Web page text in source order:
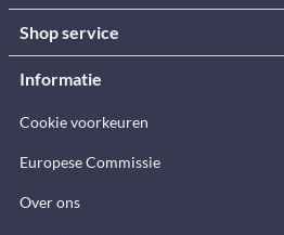
Shop service
Informatie
Cookie voorkeuren
Europese Commissie
Over ons